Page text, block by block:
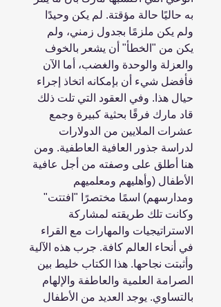
به حاليًا حالة مؤقتة. لم يكن وحيدًا
ولم يكن ملزمًا بجدول زمني، ولم
يكن من "الخطأ" أن يشعر بالخوف
والعزلة والوحدة والغضب، أما الآن
فأفضل شيء أن بإمكانه اتخاذ إجراء
حيال هذا. وفي العقود التي تلت ذلك
قاد مارك فرقًا بحثية كبيرة وجمع
عشرات الملايين من الدولارات
لدراسة جذور العافية العاطفية. ومن
هنا أطلق على وصفته من أجل عافية
الأطفال (وأهليهم ومعلميهم
ومدارسهم) اسمًا مختصرًا "افتتت"
وكانت تلك طريقته لمشاركة
الاستراتيجيات والمهارات مع القراء
في أنحاء العالم كافة. جرب هذه الآلية
وأثبتت نجاحها. هذا الكتاب خليط بين
الصرامة العلمية والعاطفة والإلهام
بالتساوي. يوجد العديد من الأطفال